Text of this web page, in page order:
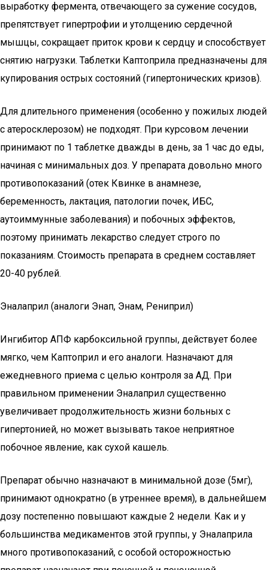
выработку фермента, отвечающего за сужение сосудов,
препятствует гипертрофии и утолщению сердечной
мышцы, сокращает приток крови к сердцу и способствует
снятию нагрузки. Таблетки Каптоприла предназначены для
купирования острых состояний (гипертонических кризов).
Для длительного применения (особенно у пожилых людей
с атеросклерозом) не подходят. При курсовом лечении
принимают по 1 таблетке дважды в день, за 1 час до еды,
начиная с минимальных доз. У препарата довольно много
противопоказаний (отек Квинке в анамнезе,
беременность, лактация, патологии почек, ИБС,
аутоиммунные заболевания) и побочных эффектов,
поэтому принимать лекарство следует строго по
показаниям. Стоимость препарата в среднем составляет
20-40 рублей.
Эналаприл (аналоги Энап, Энам, Рениприл)
Ингибитор АПФ карбоксильной группы, действует более
мягко, чем Каптоприл и его аналоги. Назначают для
ежедневного приема с целью контроля за АД. При
правильном применении Эналаприл существенно
увеличивает продолжительность жизни больных с
гипертонией, но может вызывать такое неприятное
побочное явление, как сухой кашель.
Препарат обычно назначают в минимальной дозе (5мг),
принимают однократно (в утреннее время), в дальнейшем
дозу постепенно повышают каждые 2 недели. Как и у
большинства медикаментов этой группы, у Эналаприла
много противопоказаний, с особой осторожностью